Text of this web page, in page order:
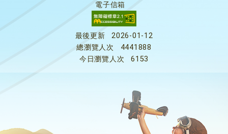
電子信箱
最後更新
2026-01-12
總瀏覽人次
4441888
今日瀏覽人次
6153